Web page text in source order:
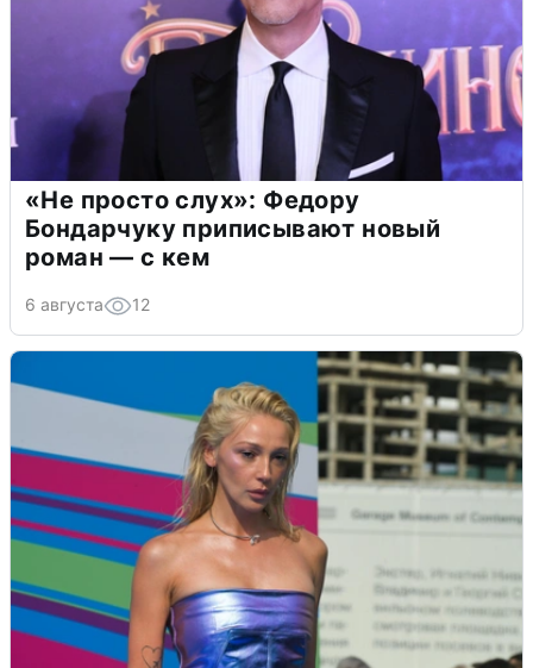
«Не просто слух»: Федору
Бондарчуку приписывают новый
роман — с кем
6 августа 12